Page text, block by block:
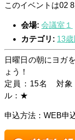
このイベントは02
会場: 会議室１
カテゴリ: 13歳
日曜日の朝にヨガ
ょう！
定員：15名 対
ル：★
申込方法：WEB申